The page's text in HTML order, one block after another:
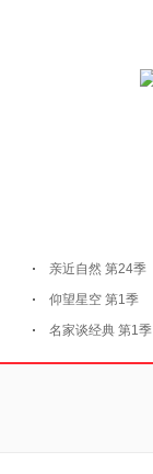
亲近自然 第24季
仰望星空 第1季
名家谈经典 第1季